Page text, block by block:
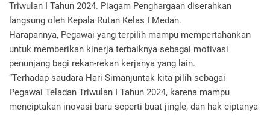
Triwulan I Tahun 2024. Piagam Penghargaan diserahkan
langsung oleh Kepala Rutan Kelas I Medan.
Harapannya, Pegawai yang terpilih mampu mempertahankan
untuk memberikan kinerja terbaiknya sebagai motivasi
penunjang bagi rekan-rekan kerjanya yang lain.
“Terhadap saudara Hari Simanjuntak kita pilih sebagai
Pegawai Teladan Triwulan I Tahun 2024, karena mampu
menciptakan inovasi baru seperti buat jingle, dan hak ciptanya